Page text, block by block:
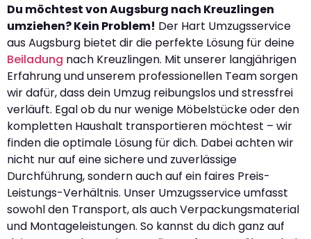
Du möchtest von Augsburg nach Kreuzlingen
umziehen? Kein Problem! Der Hart Umzugsservice
aus Augsburg bietet dir die perfekte Lösung für deine
Beiladung nach Kreuzlingen. Mit unserer langjährigen
Erfahrung und unserem professionellen Team sorgen
wir dafür, dass dein Umzug reibungslos und stressfrei
verläuft. Egal ob du nur wenige Möbelstücke oder den
kompletten Haushalt transportieren möchtest – wir
finden die optimale Lösung für dich. Dabei achten wir
nicht nur auf eine sichere und zuverlässige
Durchführung, sondern auch auf ein faires Preis-
Leistungs-Verhältnis. Unser Umzugsservice umfasst
sowohl den Transport, als auch Verpackungsmaterial
und Montageleistungen. So kannst du dich ganz auf